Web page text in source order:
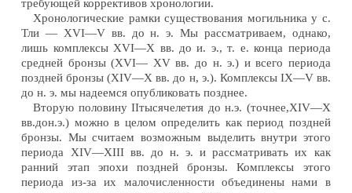
требующей коррективов хронологии.
Хронологические рамки существования могильника у с.
Тли — XVI—V вв. до н. э. Мы рассматриваем, однако,
лишь комплексы XVI—X вв. до и. э., т. е. конца периода
средней бронзы (XVI— XV вв. до н. э.) и всего периода
поздней бронзы (XIV—X вв. до н, э.). Комплексы IX—V вв.
до н. э. мы надеемся опубликовать позднее.
Вторую половину IIтысячелетия до н.э. (точнее,XIV—X
вв.дон.э.) можно в целом определить как период поздней
бронзы. Мы считаем возможным выделить внутри этого
периода XIV—XIII вв. до н. э. и рассматривать их как
ранний этап эпохи поздней бронзы. Комплексы этого
периода из-за их малочисленности объединены нами в